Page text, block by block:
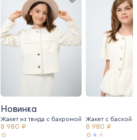
Новинка
Жакет из твида c бахромой
8 980 ₽
Жакет с баской
8 980 ₽